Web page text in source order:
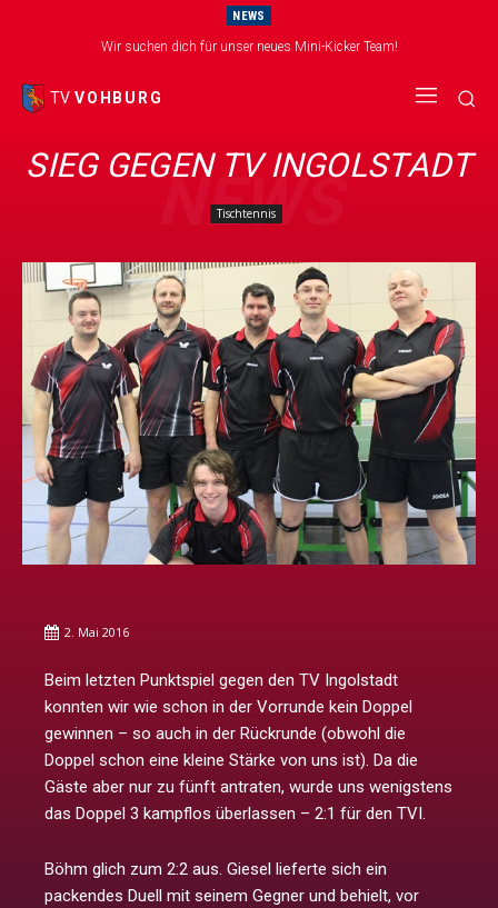
NEWS
Wir suchen dich für unser neues Mini-Kicker Team!
TV VOHBURG
NEWS
SIEG GEGEN TV INGOLSTADT
Tischtennis
2. Mai 2016
Beim letzten Punktspiel gegen den TV Ingolstadt
konnten wir wie schon in der Vorrunde kein Doppel
gewinnen – so auch in der Rückrunde (obwohl die
Doppel schon eine kleine Stärke von uns ist). Da die
Gäste aber nur zu fünft antraten, wurde uns wenigstens
das Doppel 3 kampflos überlassen – 2:1 für den TVI.
Böhm glich zum 2:2 aus. Giesel lieferte sich ein
packendes Duell mit seinem Gegner und behielt, vor